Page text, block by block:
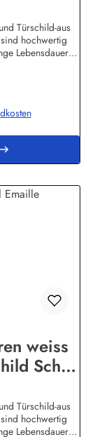
Türschild-aus
hochwertig
Lebensdauer
weil sonst
können
geht's zu den
Bini Inh. Eda
Preis:
weiss
Schild
Türschild-aus
hochwertig
Lebensdauer